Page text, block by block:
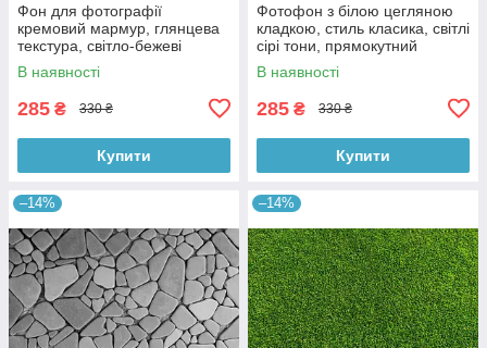
Фон для фотографії
кремовий мармур, глянцева
текстура, світло-бежеві
відтінки, класика, 90×60 см,
№56016
В наявності
285 ₴ 330 ₴
Купити
Фотофон з білою цегляною
кладкою, стиль класика, світлі
сірі тони, прямокутний
формат, 90×60 см, №56019
В наявності
285 ₴ 330 ₴
Купити
–14% –14%